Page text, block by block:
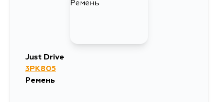
Just Drive
3PK805
Ремень